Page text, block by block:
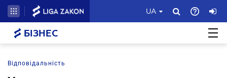
UA
БІЗНЕС
Відповідальність